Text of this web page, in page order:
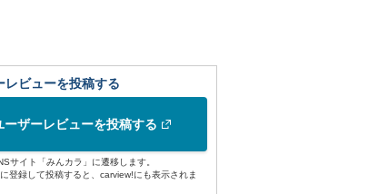
レビューを投稿する
ーザーレビューを投稿する
サイト「みんカラ」に遷移します。
登録して投稿すると、carview!にも表示されま